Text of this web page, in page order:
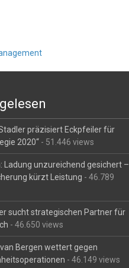
präzisiert Eckpfeiler für
2020“ - 51.446 views
Ladung unzureichend gesichert –
kürzt Leistung - 46.789
sucht strategischen Partner für
- 46.650 views
van Bergen wettert gegen
- 46.149 views